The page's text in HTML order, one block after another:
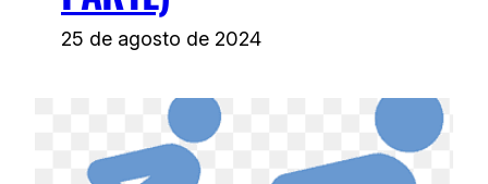
25 de agosto de 2024